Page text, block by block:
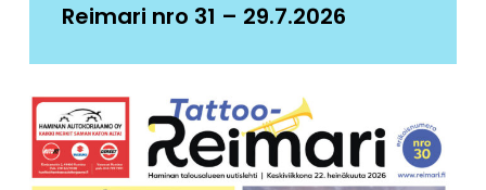
Reimari nro 31 – 29.7.2026